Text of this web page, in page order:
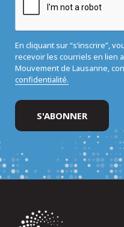
En cliquant sur “s’inscrire”,
recevoir les courriels en lien
Mouvement de Lausanne,
confidentialité.